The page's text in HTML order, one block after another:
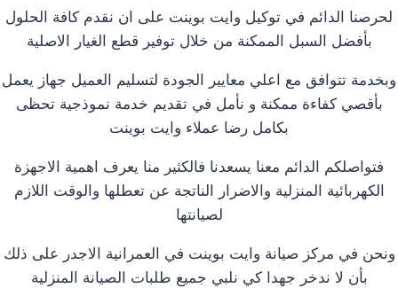
لحرصنا الدائم في توكيل وايت بوينت على ان نقدم كافة الحلول
بأفضل السبل الممكنة من خلال توفير قطع الغيار الاصلية
وبخدمة تتوافق مع اعلي معايير الجودة لتسليم العميل جهاز يعمل
بأقصي كفاءة ممكنة و نأمل في تقديم خدمة نموذجية تحظى
بكامل رضا عملاء وايت بوينت
فتواصلكم الدائم معنا يسعدنا فالكثير منا يعرف اهمية الاجهزة
الكهربائية المنزلية والاضرار الناتجة عن تعطلها والوقت اللازم
لصيانتها
ونحن في مركز صيانة وايت بوينت في العمرانية الاجدر على ذلك
بأن لا ندخر جهدا كي نلبي جميع طلبات الصيانة المنزلية